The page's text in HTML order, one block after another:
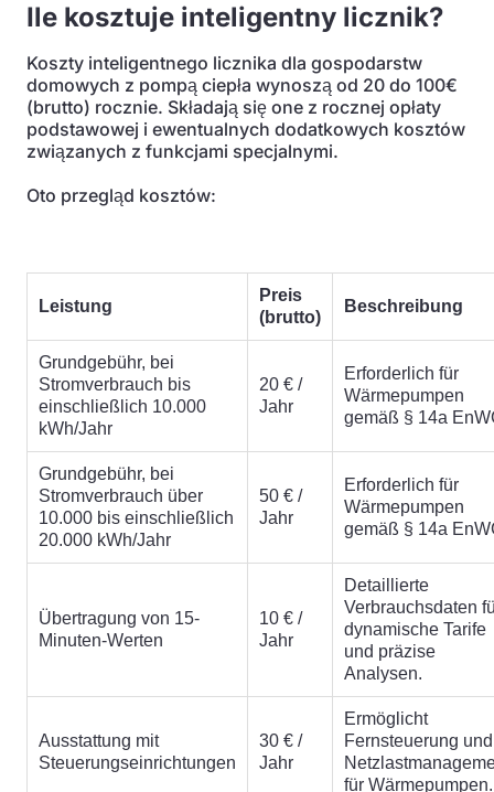
Ile kosztuje inteligentny licznik?
Koszty inteligentnego licznika dla gospodarstw
domowych z pompą ciepła wynoszą od 20 do 100€
(brutto) rocznie. Składają się one z rocznej opłaty
podstawowej i ewentualnych dodatkowych kosztów
związanych z funkcjami specjalnymi.
Oto przegląd kosztów:
Leistung
Preis
(brutto)
Beschreibung
Grundgebühr, bei
Stromverbrauch bis
einschließlich 10.000
kWh/Jahr
20 € /
Jahr
Erforderlich für
Wärmepumpen
gemäß § 14a
Grundgebühr, bei
Stromverbrauch über
10.000 bis einschließlich
20.000 kWh/Jahr
50 € /
Jahr
Erforderlich für
Wärmepumpen
gemäß § 14a
Übertragung von 15-
Minuten-Werten
10 € /
Jahr
Detaillierte
Verbrauchsdaten
dynamische Tarife
und präzise
Analysen.
Ausstattung mit
Steuerungseinrichtungen
30 € /
Jahr
Ermöglicht
Fernsteuerung und
für Wärmepumpen.